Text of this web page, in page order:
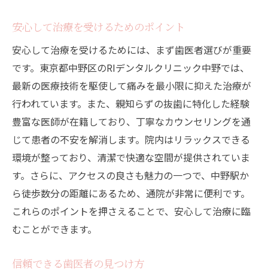
安心して治療を受けるためのポイント
安心して治療を受けるためには、まず歯医者選びが重要
です。東京都中野区のRIデンタルクリニック中野では、
最新の医療技術を駆使して痛みを最小限に抑えた治療が
行われています。また、親知らずの抜歯に特化した経験
豊富な医師が在籍しており、丁寧なカウンセリングを通
じて患者の不安を解消します。院内はリラックスできる
環境が整っており、清潔で快適な空間が提供されていま
す。さらに、アクセスの良さも魅力の一つで、中野駅か
ら徒歩数分の距離にあるため、通院が非常に便利です。
これらのポイントを押さえることで、安心して治療に臨
むことができます。
信頼できる歯医者の見つけ方